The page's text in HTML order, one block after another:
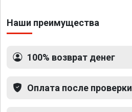
Наши преимущества
100% возврат денег
Оплата после проверки